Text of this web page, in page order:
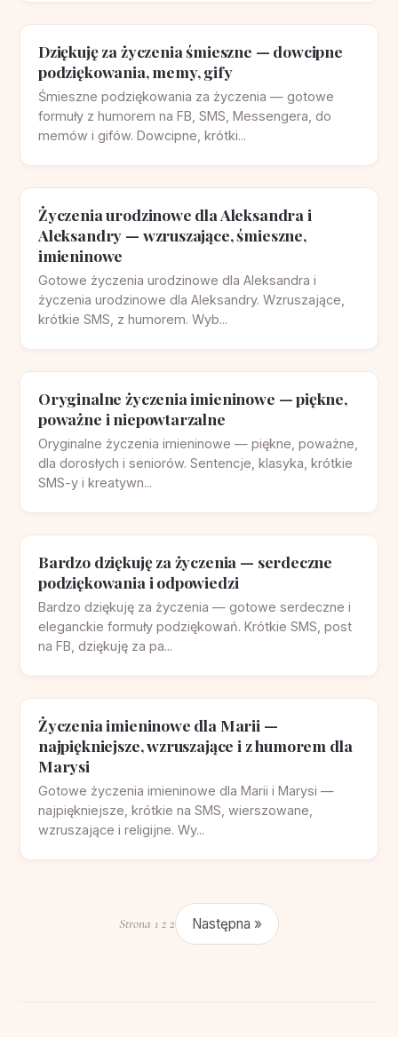
Dziękuję za życzenia śmieszne — dowcipne
podziękowania, memy, gify
formuły z humorem na FB, SMS, Messengera, do
memów i gifów. Dowcipne, krótki...
imieninowe
Gotowe życzenia urodzinowe dla Aleksandra i
życzenia urodzinowe dla Aleksandry. Wzruszające,
krótkie SMS, z humorem. Wyb...